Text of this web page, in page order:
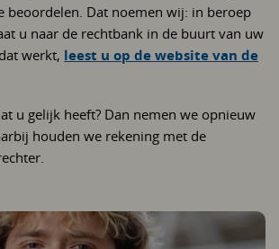
beoordelen. Dat noemen wij: in beroep
u naar de rechtbank in de buurt van uw
werkt, leest u op de website van de
u gelijk heeft? Dan nemen we opnieuw
houden we rekening met de